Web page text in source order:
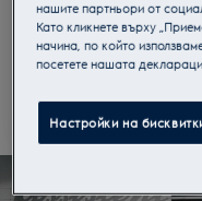
Кухненски робот
Electrolux
фурна
за това.
нашите партньори от
Като кликнете върху
начина, по който
посетете нашата
Настройки на